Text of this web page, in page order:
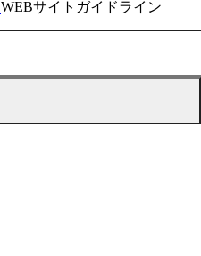
WEBサイトガイドライン